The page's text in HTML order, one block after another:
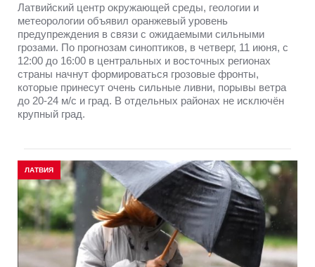
Латвийский центр окружающей среды, геологии и
метеорологии объявил оранжевый уровень
предупреждения в связи с ожидаемыми сильными
грозами. По прогнозам синоптиков, в четверг, 11 июня, с
12:00 до 16:00 в центральных и восточных регионах
страны начнут формироваться грозовые фронты,
которые принесут очень сильные ливни, порывы ветра
до 20-24 м/с и град. В отдельных районах не исключён
крупный град.
ЛАТВИЯ